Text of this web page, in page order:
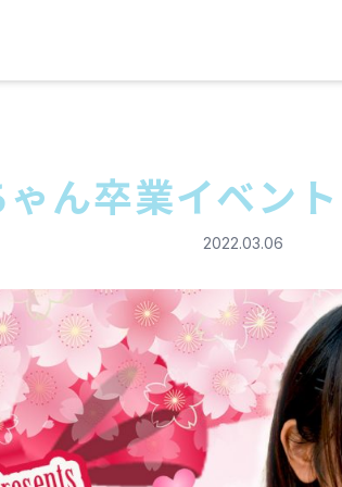
ゃん卒業イベン
2022.03.06